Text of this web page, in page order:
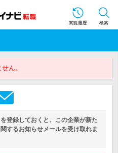
閲覧履歴 検索
ん。
登録しておくと、この企業が新た
するお知らせメールを受け取れま